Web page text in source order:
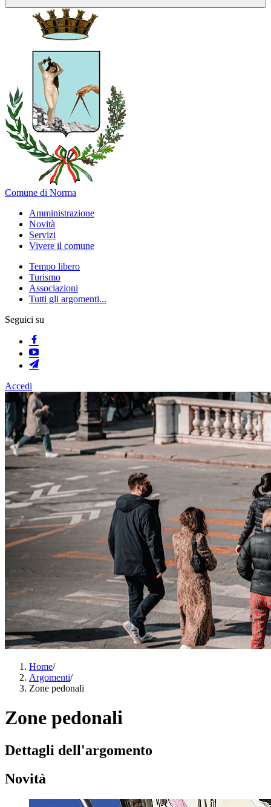
Comune di Norma
Amministrazione
Novità
Servizi
Vivere il comune
Tempo libero
Turismo
Associazioni
Tutti gli argomenti...
Seguici su
Accedi
Home/
Argomenti/
Zone pedonali
Zone pedonali
Dettagli dell'argomento
Novità